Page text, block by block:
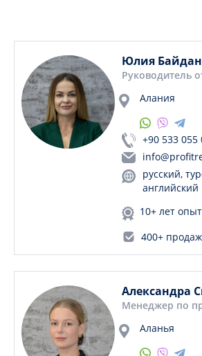
Юлия Байдан
Руководитель
Алания
+90 533 055
русский,
английский
10+ лет
400+ продаж
Александра
Менеджер по
Аланья